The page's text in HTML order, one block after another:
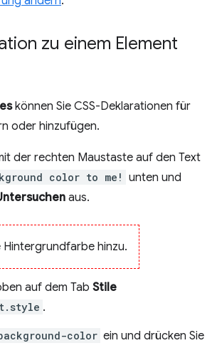
zu einem Element
können Sie CSS-Deklarationen für
oder hinzufügen.
der rechten Maustaste auf den Text
color to me! unten und
aus.
Hintergrundfarbe hinzu.
auf dem Tab Stile
.
color ein und drücken Sie